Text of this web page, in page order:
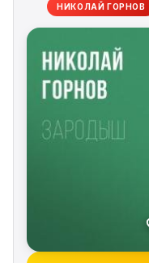
НИКОЛАЙ ГОРНОВ